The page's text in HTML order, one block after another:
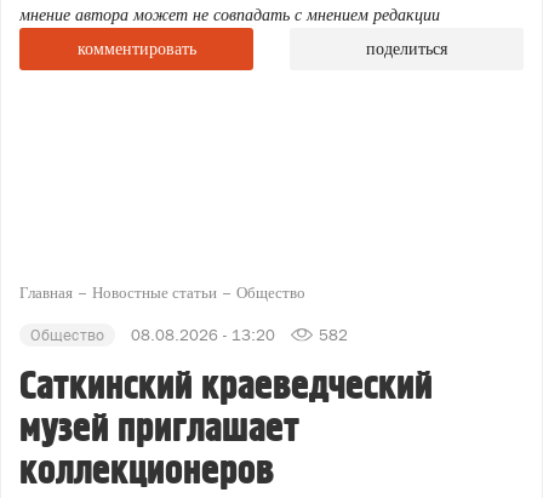
мнение автора может не совпадать с мнением редакции
комментировать
поделиться
Главная Новостные статьи Общество
Общество 08.08.2026 - 13:20 582
Саткинский краеведческий
музей приглашает
коллекционеров